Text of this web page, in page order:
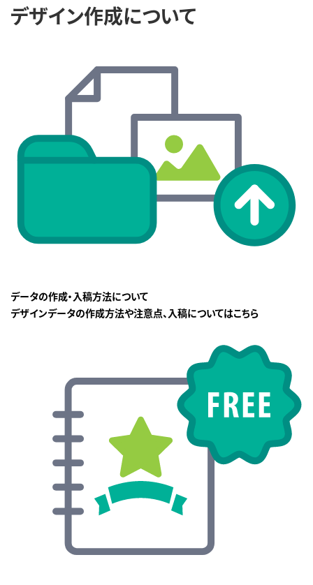
デザイン作成について
データの作成・入稿方法について
デザインデータの作成方法や注意点、入稿についてはこちら